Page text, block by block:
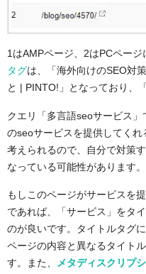
1はAMPページ、2はPCページ
タグは、「海外向けのSEO対
と | PINTO!」となっており、
クエリ「多言語seoサービス
のseoサービスを提供してく
考えられるので、自分で対策
なっている可能性があります。
もしこのページがサービスを
であれば、
「サービス」をタ
のが良いです。
タイトルタグ
ページの内容と異なるタイト
す。
また、 メタディスクリプ